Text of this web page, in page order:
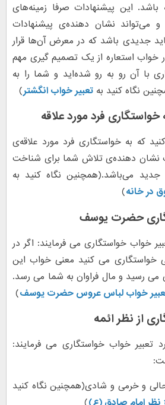
این پیشنهادات صرفا زمینه‌های
می‌تواند نشان دهنده‌ی پیشنهادات
جدیدی باشد که در معرض آن‌ها قرار
خواب استعاره از یک تصمیم گیری مهم
با آن رو به رو شده‌اید و شما را به
نگاه کنید به تعبیر خواب انگشتر)
فرد مورد علاقه
که به خواستگاری فرد مورد علاقه‌ی
نشان دهنده‌ی تلاش شما برای شناخت
می‌باشد.(همچنین نگاه کنید به
در خانه)
حضرت یوسف
خواب خواستگاری می فرمایند: اگر در
خواستگاری می کنید معنی خواب این
می رسید و مال فراوان به شما می رسد.
خواب لباس عروس حضرت یوسف)
از نظر ائمه
تعبیر خواب خواستگاری می فرمایند:
و خرمی و شادی(همچنین نگاه کنید